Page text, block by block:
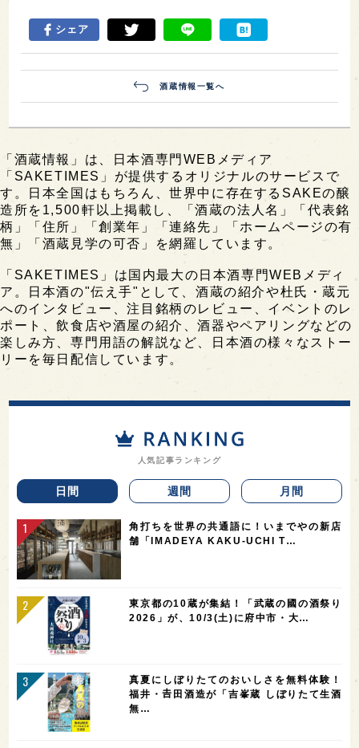
シェア
酒蔵情報一覧へ
「酒蔵情報」は、日本酒専門WEBメディア
「SAKETIMES」が提供するオリジナルのサービスで
す。日本全国はもちろん、世界中に存在するSAKEの醸
造所を1,500軒以上掲載し、「酒蔵の法人名」「代表銘
柄」「住所」「創業年」「連絡先」「ホームページの有
無」「酒蔵見学の可否」を網羅しています。
「SAKETIMES」は国内最大の日本酒専門WEBメディ
ア。日本酒の"伝え手"として、酒蔵の紹介や杜氏・蔵元
へのインタビュー、注目銘柄のレビュー、イベントのレ
ポート、飲食店や酒屋の紹介、酒器やペアリングなどの
楽しみ方、専門用語の解説など、日本酒の様々なストー
リーを毎日配信しています。
人気記事ランキング
日間 週間 月間
角打ちを世界の共通語に！いまでやの新店
舗「IMADEYA KAKU-UCHI T…
東京都の10蔵が集結！「武蔵の國の酒祭り
2026」が、10/3(土)に府中市・大…
真夏にしぼりたてのおいしさを無料体験！
福井・𠮷田酒造が「吉峯蔵 しぼりたて生酒
無…